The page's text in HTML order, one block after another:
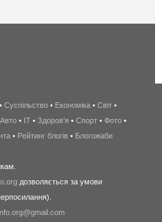
беспроводной
интернет
киев
wimax
в
• Суспільство • Економіка • Світ •
Авто • IT • Здоров'я • Спорт • Фото •
• Рейтинг блогів • Блогожаби
дозволяється за умови